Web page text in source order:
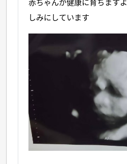
赤ちゃんが健康に育ちます
しみにしています